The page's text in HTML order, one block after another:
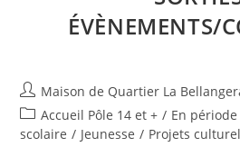
ÉVÈNEMENTS/
Auteur/autrice
de
la
publication :
Maison de Quartier La
Post
category:
Accueil Pôle 14 et + / En période
scolaire / Jeunesse / Projets